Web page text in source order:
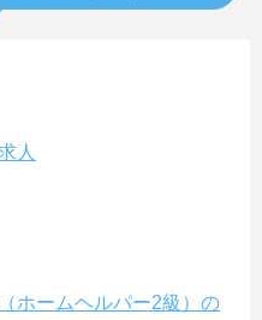
人
ホームヘルパー2級）の